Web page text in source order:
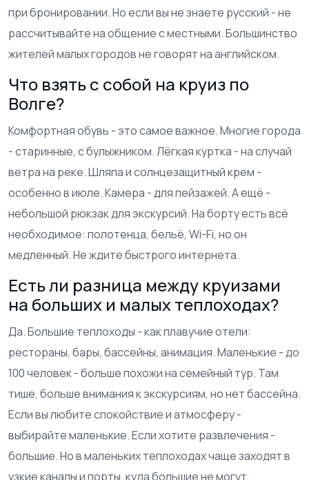
при бронировании. Но если вы не знаете русский - не
рассчитывайте на общение с местными. Большинство
жителей малых городов не говорят на английском.
Что взять с собой на круиз по
Волге?
Комфортная обувь - это самое важное. Многие города
- старинные, с булыжником. Лёгкая куртка - на случай
ветра на реке. Шляпа и солнцезащитный крем -
особенно в июле. Камера - для пейзажей. А ещё -
небольшой рюкзак для экскурсий. На борту есть всё
необходимое: полотенца, бельё, Wi-Fi, но он
медленный. Не ждите быстрого интернета.
Есть ли разница между круизами
на больших и малых теплоходах?
Да. Большие теплоходы - как плавучие отели:
рестораны, бары, бассейны, анимация. Маленькие - до
100 человек - больше похожи на семейный тур. Там
тише, больше внимания к экскурсиям, но нет бассейна.
Если вы любите спокойствие и атмосферу -
выбирайте маленькие. Если хотите развлечения -
большие. Но в маленьких теплоходах чаще заходят в
узкие каналы и порты, куда большие не могут.